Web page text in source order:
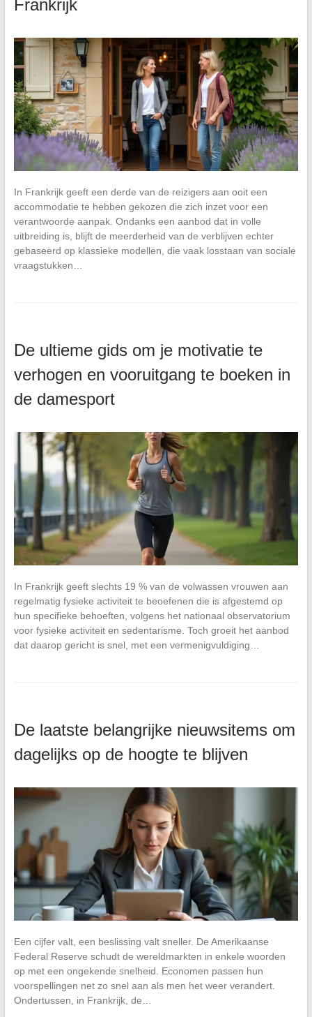
Frankrijk
In Frankrijk geeft een derde van de reizigers aan ooit een
accommodatie te hebben gekozen die zich inzet voor een
verantwoorde aanpak. Ondanks een aanbod dat in volle
uitbreiding is, blijft de meerderheid van de verblijven echter
gebaseerd op klassieke modellen, die vaak losstaan van sociale
vraagstukken…
De ultieme gids om je motivatie te
verhogen en vooruitgang te boeken in
de damesport
In Frankrijk geeft slechts 19 % van de volwassen vrouwen aan
regelmatig fysieke activiteit te beoefenen die is afgestemd op
hun specifieke behoeften, volgens het nationaal observatorium
voor fysieke activiteit en sedentarisme. Toch groeit het aanbod
dat daarop gericht is snel, met een vermenigvuldiging…
De laatste belangrijke nieuwsitems om
dagelijks op de hoogte te blijven
Een cijfer valt, een beslissing valt sneller. De Amerikaanse
Federal Reserve schudt de wereldmarkten in enkele woorden
op met een ongekende snelheid. Economen passen hun
voorspellingen net zo snel aan als men het weer verandert.
Ondertussen, in Frankrijk, de…